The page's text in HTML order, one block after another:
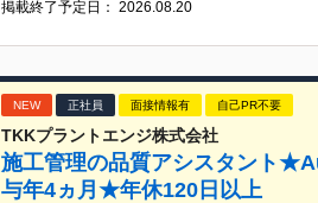
掲載終了予定日：2026.08.20
NEW 正社員 面接情報有 自己PR不要
TKKプラントエンジ株式会社
施工管理の品質アシスタント
与年4ヵ月★年休120日以上